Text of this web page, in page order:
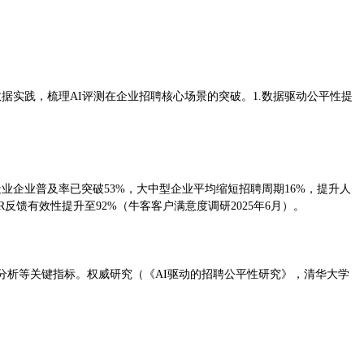
实践，梳理AI评测在企业招聘核心场景的突破。1.数据驱动公平性提
企业普及率已突破53%，大中型企业平均缩短招聘周期16%，提升人
馈有效性提升至92%（牛客客户满意度调研2025年6月）。
等关键指标。权威研究（《AI驱动的招聘公平性研究》，清华大学